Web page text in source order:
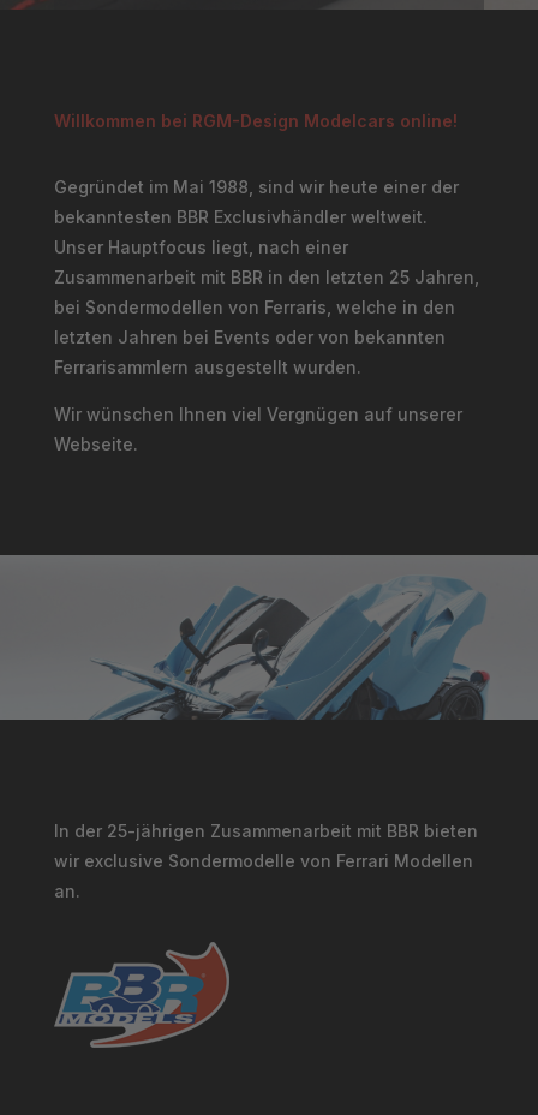
Willkommen bei RGM-Design Modelcars online!
Gegründet im Mai 1988, sind wir heute einer der
bekanntesten BBR Exclusivhändler weltweit.
Unser Hauptfocus liegt, nach einer
Zusammenarbeit mit BBR in den letzten 25 Jahren,
bei Sondermodellen von Ferraris, welche in den
letzten Jahren bei Events oder von bekannten
Ferrarisammlern ausgestellt wurden.
Wir wünschen Ihnen viel Vergnügen auf unserer
Webseite.
In der 25-jährigen Zusammenarbeit mit BBR bieten
wir exclusive Sondermodelle von Ferrari Modellen
an.